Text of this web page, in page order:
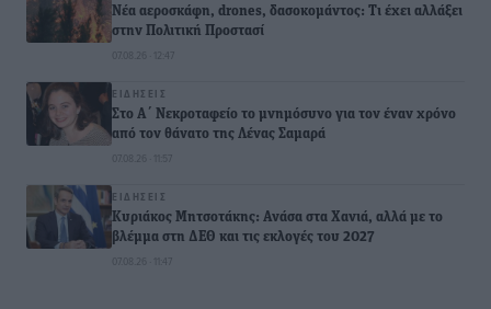
Νέα αεροσκάφη, drones, δασοκομάντος: Τι έχει αλλάξει
στην Πολιτική Προστασί
07.08.26 · 12:47
ΕΙΔΉΣΕΙΣ
Στο Α΄ Νεκροταφείο το μνημόσυνο για τον έναν χρόνο
από τον θάνατο της Λένας Σαμαρά
07.08.26 · 11:57
ΕΙΔΉΣΕΙΣ
Κυριάκος Μητσοτάκης: Ανάσα στα Χανιά, αλλά με το
βλέμμα στη ΔΕΘ και τις εκλογές του 2027
07.08.26 · 11:47